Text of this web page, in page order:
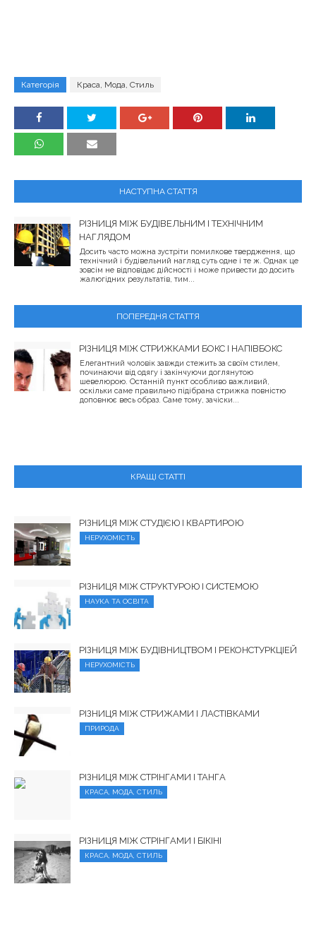
Категорія Краса, Мода, Стиль
НАСТУПНА СТАТТЯ
РІЗНИЦЯ МІЖ БУДІВЕЛЬНИМ І ТЕХНІЧНИМ
НАГЛЯДОМ
Досить часто можна зустріти помилкове твердження, що
технічний і будівельний нагляд суть одне і те ж. Однак це
зовсім не відповідає дійсності і може привести до досить
жалюгідних результатів, тим...
ПОПЕРЕДНЯ СТАТТЯ
РІЗНИЦЯ МІЖ СТРИЖКАМИ БОКС І НАПІВБОКС
Елегантний чоловік завжди стежить за своїм стилем,
починаючи від одягу і закінчуючи доглянутою
шевелюрою. Останній пункт особливо важливий,
оскільки саме правильно підібрана стрижка повністю
доповнює весь образ. Саме тому, зачіски...
КРАЩІ СТАТТІ
РІЗНИЦЯ МІЖ СТУДІЄЮ І КВАРТИРОЮ
НЕРУХОМІСТЬ
РІЗНИЦЯ МІЖ СТРУКТУРОЮ І СИСТЕМОЮ
НАУКА ТА ОСВІТА
РІЗНИЦЯ МІЖ БУДІВНИЦТВОМ І РЕКОНСТУРКЦІЕЙ
НЕРУХОМІСТЬ
РІЗНИЦЯ МІЖ СТРИЖАМИ І ЛАСТІВКАМИ
ПРИРОДА
РІЗНИЦЯ МІЖ СТРІНГАМИ І ТАНГА
КРАСА, МОДА, СТИЛЬ
РІЗНИЦЯ МІЖ СТРІНГАМИ І БІКІНІ
КРАСА, МОДА, СТИЛЬ